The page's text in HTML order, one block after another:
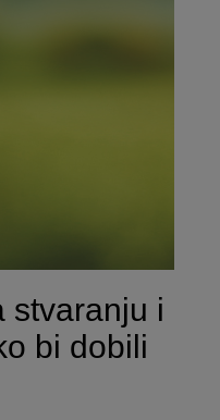
stvaranju i
bi dobili